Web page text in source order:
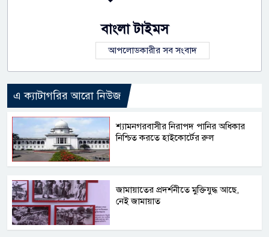
বাংলা টাইমস
আপলোডকারীর সব সংবাদ
এ ক্যাটাগরির আরো নিউজ
শ্যামনগরবাসীর নিরাপদ পানির অধিকার
নিশ্চিত করতে হাইকোর্টের রুল
জামায়াতের প্রদর্শনীতে মুক্তিযুদ্ধ আছে,
নেই জামায়াত